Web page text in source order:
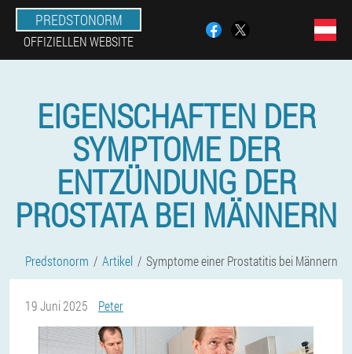
PREDSTONORM
OFFIZIELLEN WEBSITE
EIGENSCHAFTEN DER
SYMPTOME DER
ENTZÜNDUNG DER
PROSTATA BEI MÄNNERN
Predstonorm Artikel Symptome einer Prostatitis bei Männern
19 Juni 2025 Peter